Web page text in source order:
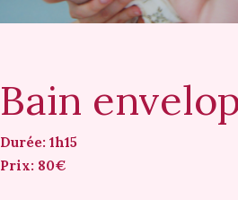
Bain
Durée: 1h15
Prix: 80€